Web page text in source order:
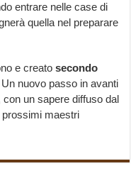
entrare nelle case di
quella nel preparare
e creatosecondo
Un nuovo passo in avanti
un sapere diffuso dal
prossimi maestri